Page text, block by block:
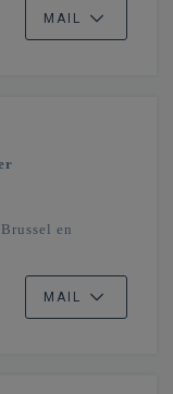
MAIL
en
MAIL